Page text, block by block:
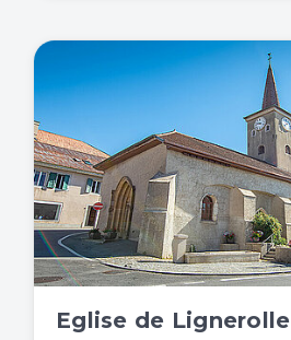
Eglise de Lignerolle